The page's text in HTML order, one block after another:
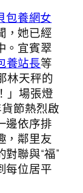
包養網女
，她已經
。宜賓翠
養站長等
林天秤的
」場張燈
節熱烈啟
邊依序排
，鄰里友
聯與“福”
每位居平